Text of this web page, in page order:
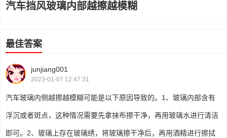
汽车挡风玻璃内部越擦越模糊
最佳答案
junjiang001
2023-01-07 12:47:31
汽车玻璃内侧越擦越模糊可能是以下原因导致的。1、玻璃内部含有
浮沉或者斑点，这种情况需要先拿抹布擦干净，再用玻璃水进行清洁
即可。2、玻璃上存在玻璃绣，将玻璃擦干净后，再用酒精进行擦拭